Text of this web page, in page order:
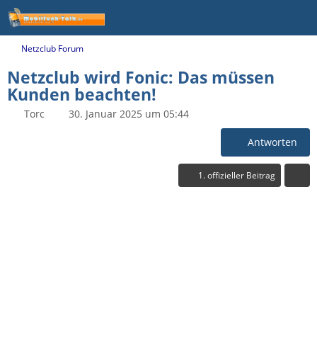
Netzclub Forum
Netzclub wird Fonic: Das müssen
Kunden beachten!
Torc 30. Januar 2025 um 05:44
Antworten
1. offizieller Beitrag